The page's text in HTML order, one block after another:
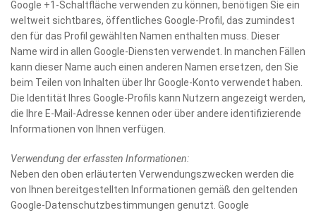
Google +1-Schaltfläche verwenden zu können, benötigen Sie ein
weltweit sichtbares, öffentliches Google-Profil, das zumindest
den für das Profil gewählten Namen enthalten muss. Dieser
Name wird in allen Google-Diensten verwendet. In manchen Fällen
kann dieser Name auch einen anderen Namen ersetzen, den Sie
beim Teilen von Inhalten über Ihr Google-Konto verwendet haben.
Die Identität Ihres Google-Profils kann Nutzern angezeigt werden,
die Ihre E-Mail-Adresse kennen oder über andere identifizierende
Informationen von Ihnen verfügen.
Verwendung der erfassten Informationen:
Neben den oben erläuterten Verwendungszwecken werden die
von Ihnen bereitgestellten Informationen gemäß den geltenden
Google-Datenschutzbestimmungen genutzt. Google